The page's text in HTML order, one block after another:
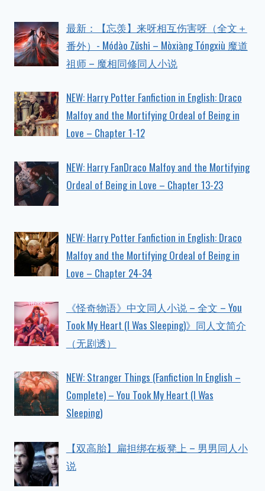
最新：【忘羡】来呀相互伤害呀（全文＋
番外）- Módào Zǔshī – Mòxiāng Tóngxiù 魔道
祖师 – 魔相同修同人小说
NEW: Harry Potter Fanfiction in English: Draco
Malfoy and the Mortifying Ordeal of Being in
Love – Chapter 1-12
NEW: Harry FanDraco Malfoy and the Mortifying
Ordeal of Being in Love – Chapter 13-23
NEW: Harry Potter Fanfiction in English: Draco
Malfoy and the Mortifying Ordeal of Being in
Love – Chapter 24-34
《怪奇物语》中文同人小说 – 全文 – You
Took My Heart (I Was Sleeping)》同人文简介
（无剧透）
NEW: Stranger Things (Fanfiction In English –
Complete) – You Took My Heart (I Was
Sleeping)
【双高胎】扁担绑在板凳上 – 男男同人小
说